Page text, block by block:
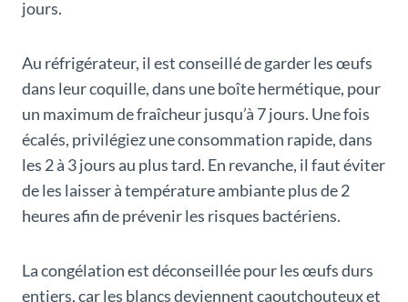
jours.
Au réfrigérateur, il est conseillé de garder les œufs
dans leur coquille, dans une boîte hermétique, pour
un maximum de fraîcheur jusqu’à 7 jours. Une fois
écalés, privilégiez une consommation rapide, dans
les 2 à 3 jours au plus tard. En revanche, il faut éviter
de les laisser à température ambiante plus de 2
heures afin de prévenir les risques bactériens.
La congélation est déconseillée pour les œufs durs
entiers, car les blancs deviennent caoutchouteux et